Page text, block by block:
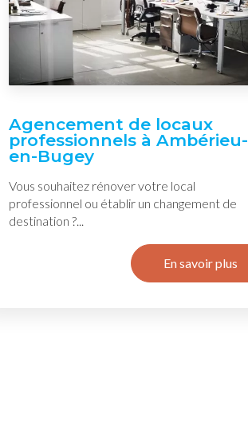
Agencement de locaux
professionnels à Ambérieu-
en-Bugey
Vous souhaitez rénover votre local
professionnel ou établir un changement de
destination ?...
En savoir plus